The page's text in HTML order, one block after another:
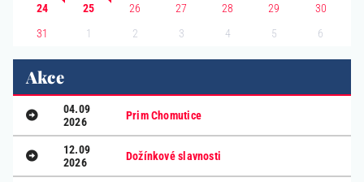
24
25 26 27 28 29
30
31
1 2 3 4 5 6
Akce
04.09
2026
Prim Chomutice
12.09
2026
Dožínkové slavnosti